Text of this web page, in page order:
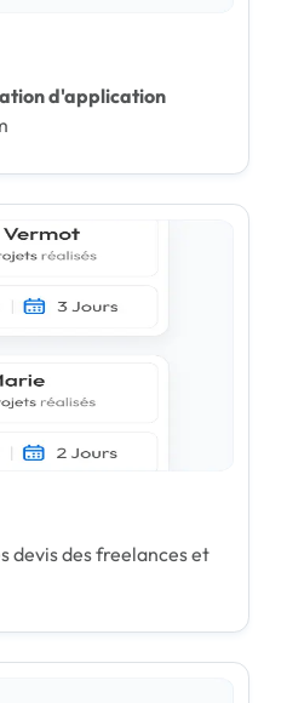
d'application
devis des freelances et